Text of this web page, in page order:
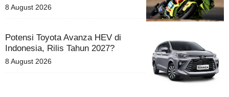
8 August 2026
Potensi Toyota Avanza HEV di
Indonesia, Rilis Tahun 2027?
8 August 2026